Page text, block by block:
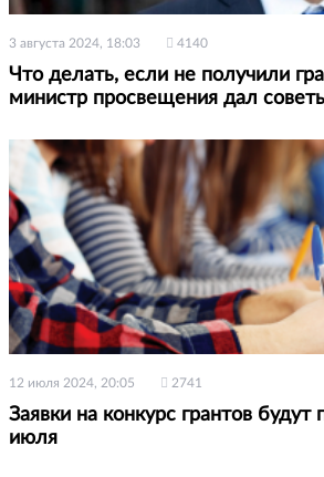
3 августа 2024, 18:03 4140
Что делать, если не получили
министр просвещения дал
12 июля 2024, 20:05 2741
Заявки на конкурс грантов будут
июля